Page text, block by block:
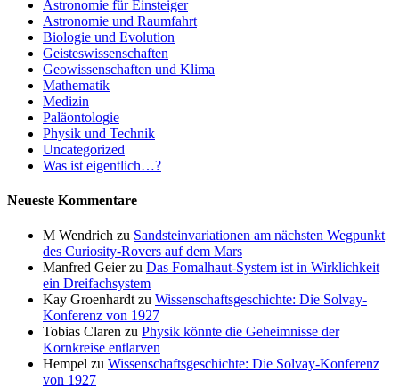
Astronomie für Einsteiger
Astronomie und Raumfahrt
Biologie und Evolution
Geisteswissenschaften
Geowissenschaften und Klima
Mathematik
Medizin
Paläontologie
Physik und Technik
Uncategorized
Was ist eigentlich…?
Neueste Kommentare
M Wendrich zu Sandsteinvariationen am nächsten Wegpunkt
des Curiosity-Rovers auf dem Mars
Manfred Geierzu Das Fomalhaut-System ist in Wirklichkeit
ein Dreifachsystem
Kay Groenhardtzu Wissenschaftsgeschichte: Die Solvay-
Konferenz von 1927
Tobias Claren zu Physik könnte die Geheimnisse der
Kornkreise entlarven
Hempel zu Wissenschaftsgeschichte: Die Solvay-Konferenz
von 1927